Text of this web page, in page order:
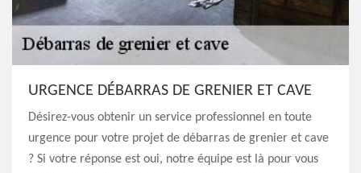
URGENCE DÉBARRAS DE GRENIER ET CAVE
Désirez-vous obtenir un service professionnel en toute
urgence pour votre projet de débarras de grenier et cave
? Si votre réponse est oui, notre équipe est là pour vous